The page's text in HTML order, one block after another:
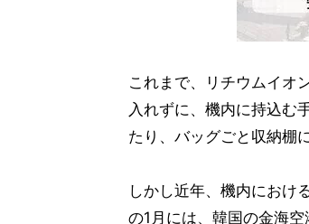
これまで、リチウムイオ
入れずに、機内に持込む
たり、バッグごと収納棚
しかし近年、機内におけ
の1月には、韓国の金海